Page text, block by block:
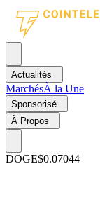
Actualités
MarchésÀ la Une
Sponsorisé
À Propos
DOGE$0.07044